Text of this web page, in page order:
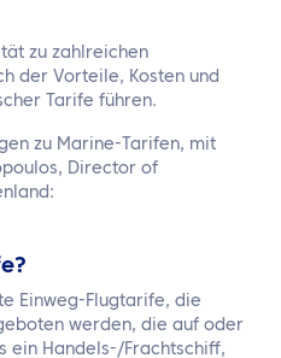
zu zahlreichen
der Vorteile, Kosten und
Tarife führen.
zu Marine-Tarifen, mit
Director of
Einweg-Flugtarife, die
werden, die auf oder
ein Handels-/Frachtschiff,